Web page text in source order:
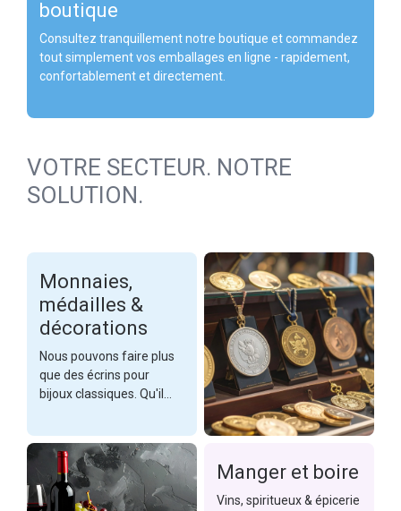
boutique
Consultez tranquillement notre boutique et commandez
tout simplement vos emballages en ligne - rapidement,
confortablement et directement.
VOTRE SECTEUR. NOTRE
SOLUTION.
Monnaies,
médailles &
décorations
Nous pouvons faire plus
que des écrins pour
bijoux classiques. Qu'il
nos emballages font
battre le cœur des
collectionneurs.
Manger et boire
Vins, spiritueux & épicerie